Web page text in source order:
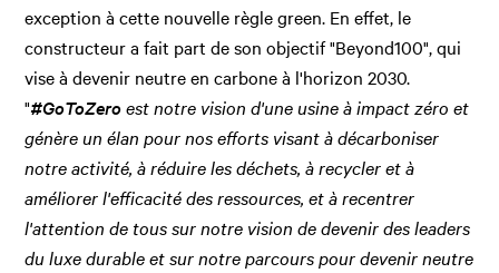
exception à cette nouvelle règle green. En effet, le
constructeur a fait part de son objectif "Beyond100", qui
vise à devenir neutre en carbone à l'horizon 2030.
"#GoToZeroest notre vision d'une usine à impact zéro et
génère un élan pour nos efforts visant à décarboniser
notre activité, à réduire les déchets, à recycler et à
améliorer l'efficacité des ressources, et à recentrer
l'attention de tous sur notre vision de devenir des leaders
du luxe durable et sur notre parcours pour devenir neutre